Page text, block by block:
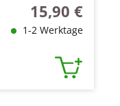
Regulärer Preis:
15,90 €
1-2 Werktage